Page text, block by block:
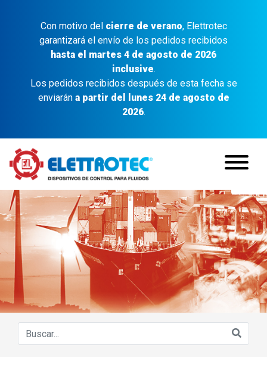
Con motivo del cierre de verano, Elettrotec
garantizará el envío de los pedidos recibidos
hasta el martes 4 de agosto de 2026
inclusive.
Los pedidos recibidos después de esta fecha se
enviarán a partir del lunes 24 de agosto de
2026.